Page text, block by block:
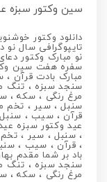
سین وکتور سبزه
دانلود وکتور
تایپوگرافی سال نو
نو مبارک وکتور
سفره هفت سین
مبارک بادت قرآن
سنجد سبزه ، تنگ
مرغ رنگی ، سکه ،
سنبل ، سیر ، تخم
قرآن ، سیب ،
عید وکتور سبزه
، سنبل ، سیر ،
، قرآن ، سیب ،
باد بر شما مقدم
سنجد سبزه ، تنگ
مرغ رنگی ، سکه ،